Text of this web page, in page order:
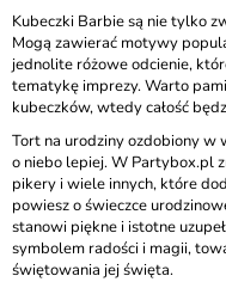
Kubeczki Barbie są nie tylko
Mogą zawierać motywy
jednolite różowe odcienie,
tematykę imprezy. Warto
kubeczków, wtedy całość
Tort na urodziny ozdobiony w
o niebo lepiej. W Partybox.pl
pikery i wiele innych, które
powiesz o świeczce
stanowi piękne i istotne
symbolem radości i magii,
świętowania jej święta.